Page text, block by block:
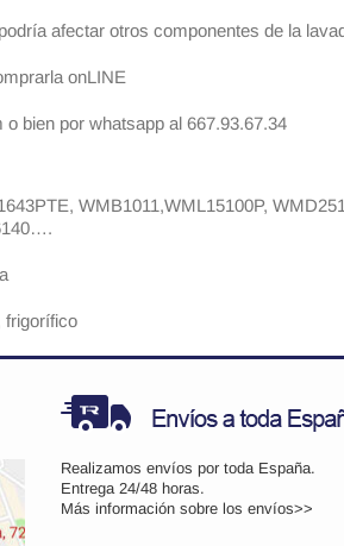
afectar otros componentes de la
onLINE
bien por whatsapp al 667.93.67.34
WMB1011,WML15100P,
frigorífico
Realizamos envíos por toda España.
Entrega 24/48 horas.
Más información sobre los envíos>>